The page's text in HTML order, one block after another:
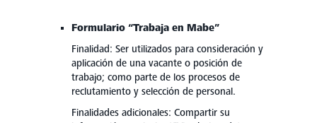
Formulario “Trabaja en Mabe”
Finalidad: Ser utilizados para consideración y
aplicación de una vacante o posición de
trabajo; como parte de los procesos de
reclutamiento y selección de personal.
Finalidades adicionales: Compartir su